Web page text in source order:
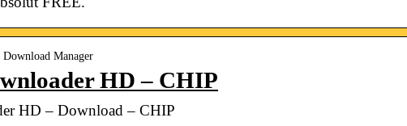
Manager
HD – CHIP
HD – Download – CHIP